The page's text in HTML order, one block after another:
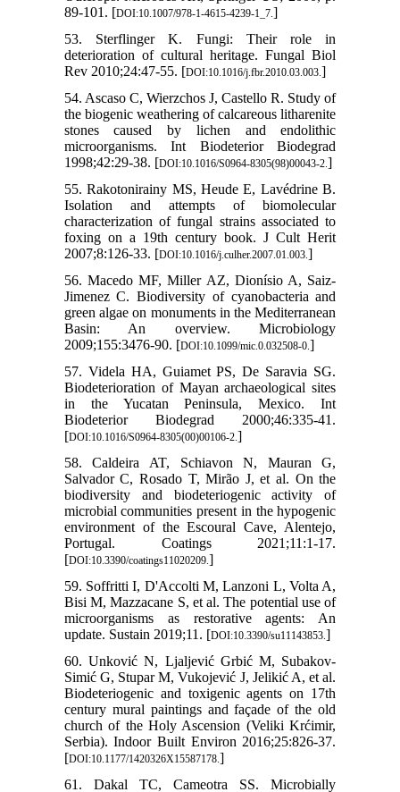
89-101. [DOI:10.1007/978-1-4615-4239-1_7.]
53. Sterflinger K. Fungi: Their role in
deterioration of cultural heritage. Fungal Biol
Rev 2010;24:47-55. [DOI:10.1016/j.fbr.2010.03.003.]
54. Ascaso C, Wierzchos J, Castello R. Study of
the biogenic weathering of calcareous litharenite
stones caused by lichen and endolithic
microorganisms. Int Biodeterior Biodegrad
1998;42:29-38. [DOI:10.1016/S0964-8305(98)00043-2.]
55. Rakotonirainy MS, Heude E, Lavédrine B.
Isolation and attempts of biomolecular
characterization of fungal strains associated to
foxing on a 19th century book. J Cult Herit
2007;8:126-33. [DOI:10.1016/j.culher.2007.01.003.]
56. Macedo MF, Miller AZ, Dionísio A, Saiz-
Jimenez C. Biodiversity of cyanobacteria and
green algae on monuments in the Mediterranean
Basin: An overview. Microbiology
2009;155:3476-90. [DOI:10.1099/mic.0.032508-0.]
57. Videla HA, Guiamet PS, De Saravia SG.
Biodeterioration of Mayan archaeological sites
in the Yucatan Peninsula, Mexico. Int
Biodeterior Biodegrad 2000;46:335-41.
[DOI:10.1016/S0964-8305(00)00106-2.]
58. Caldeira AT, Schiavon N, Mauran G,
Salvador C, Rosado T, Mirão J, et al. On the
biodiversity and biodeteriogenic activity of
microbial communities present in the hypogenic
environment of the Escoural Cave, Alentejo,
Portugal. Coatings 2021;11:1-17.
[DOI:10.3390/coatings11020209.]
59. Soffritti I, D'Accolti M, Lanzoni L, Volta A,
Bisi M, Mazzacane S, et al. The potential use of
microorganisms as restorative agents: An
update. Sustain 2019;11. [DOI:10.3390/su11143853.]
60. Unković N, Ljaljević Grbić M, Subakov-
Simić G, Stupar M, Vukojević J, Jelikić A, et al.
Biodeteriogenic and toxigenic agents on 17th
century mural paintings and façade of the old
church of the Holy Ascension (Veliki Krćimir,
Serbia). Indoor Built Environ 2016;25:826-37.
[DOI:10.1177/1420326X15587178.]
61. Dakal TC, Cameotra SS. Microbially